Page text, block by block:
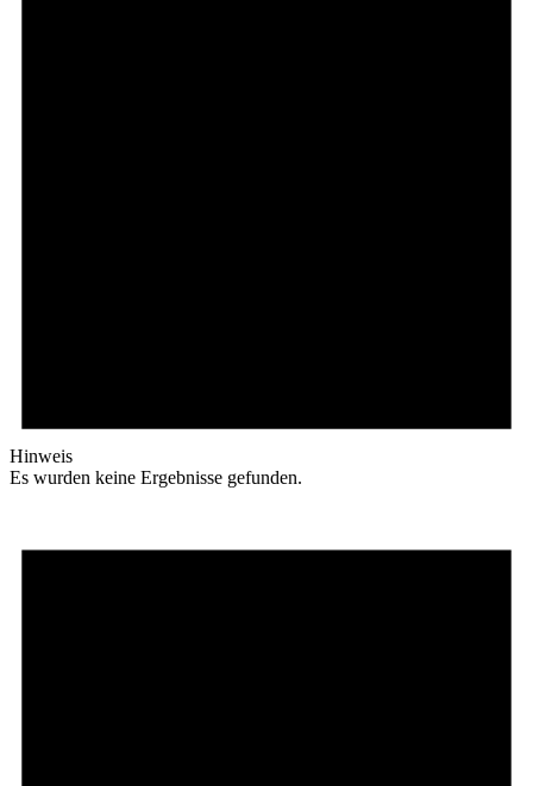
Hinweis
Es wurden keine Ergebnisse gefunden.